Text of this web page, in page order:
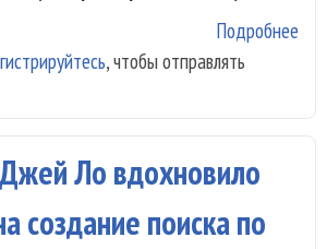
Подробнее
, чтобы отправлять
Ло вдохновило
создание поиска по